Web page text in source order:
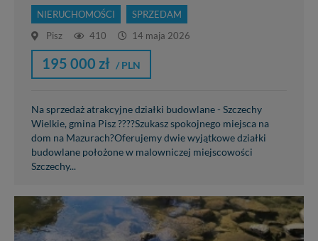
NIERUCHOMOŚCI
SPRZEDAM
Pisz
410 14 maja 2026
195 000 zł / PLN
Na sprzedaż atrakcyjne działki budowlane - Szczechy
Wielkie, gmina Pisz ????Szukasz spokojnego miejsca na
dom na Mazurach?Oferujemy dwie wyjątkowe działki
budowlane położone w malowniczej miejscowości
Szczechy...